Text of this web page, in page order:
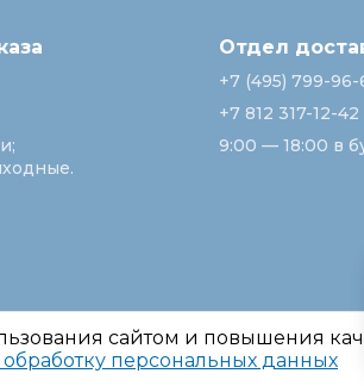
сайтом и повышения
обработку персональных данных
Отдел
+7 (495) 799-96-
+7 812 317-12-42
9:00 — 18:00 в